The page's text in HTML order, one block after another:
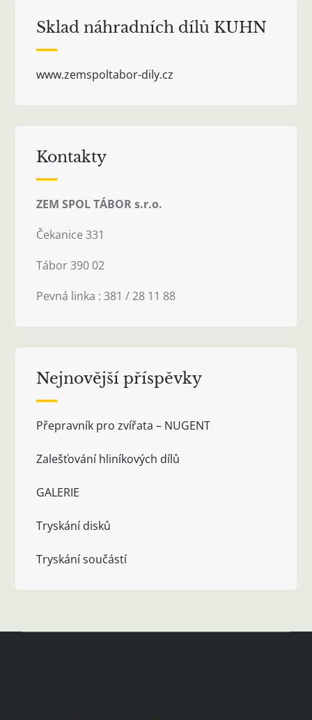
Sklad náhradních dílů KUHN
www.zemspoltabor-dily.cz
Kontakty
ZEM SPOL TÁBOR s.r.o.
Čekanice 331
Tábor 390 02
Pevná linka : 381 / 28 11 88
Nejnovější příspěvky
Přepravník pro zvířata – NUGENT
Zalešťování hliníkových dílů
GALERIE
Tryskání disků
Tryskání součástí